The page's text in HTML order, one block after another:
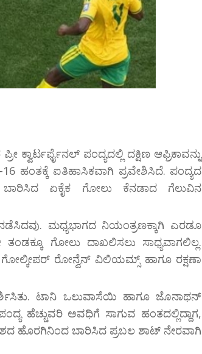
ಕ್ವಾರ್ಟರ್ಫೈನಲ್ ಪಂದ್ಯದಲ್ಲಿ ದಕ್ಷಿಣ ಆಫ್ರಿಕಾವನ್ನು
ಹಂತಕ್ಕೆ ಐತಿಹಾಸಿಕವಾಗಿ ಪ್ರವೇಶಿಸಿದೆ. ಪಂದ್ಯದ
ಏಕೈಕ ಗೋಲು ಕೆನಡಾದ ಗೆಲುವಿನ
ಮಧ್ಯಭಾಗದ ನಿಯಂತ್ರಣಕ್ಕಾಗಿ ಎರಡೂ
ಗೋಲು ದಾಖಲಿಸಲು ಸಾಧ್ಯವಾಗಲಿಲ್ಲ.
ಗೋಲ್ಕೀಪರ್ ರೋನ್ವೆನ್ ವಿಲಿಯಮ್ಸ್ ಹಾಗೂ ರಕ್ಷಣಾ
ಟಾನಿ ಒಲುವಾಸೆಯಿ ಹಾಗೂ ಜೊನಾಥನ್
ಹೆಚ್ಚುವರಿ ಅವಧಿಗೆ ಸಾಗುವ ಹಂತದಲ್ಲಿದ್ದಾಗ,
ಹೊರಗಿನಿಂದ ಬಾರಿಸಿದ ಪ್ರಬಲ ಶಾಟ್ ನೇರವಾಗಿ